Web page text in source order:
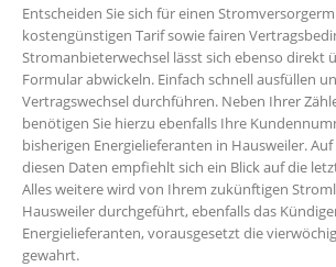
Entscheiden Sie sich für einen
kostengünstigen Tarif sowie fairen
Stromanbieterwechsel lässt sich ebenso direkt
Formular abwickeln. Einfach schnell ausfüllen
Vertragswechsel durchführen. Neben Ihrer
benötigen Sie hierzu ebenfalls Ihre
bisherigen Energielieferanten in Hausweiler. Auf
diesen Daten empfiehlt sich ein Blick auf die
Alles weitere wird von Ihrem zukünftigen
Hausweiler durchgeführt, ebenfalls das
Energielieferanten, vorausgesetzt die
gewahrt.